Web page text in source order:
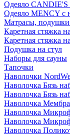
Одеяло CANDIE'S
Одеяло MENCY с
Матрасы, подушки
Каретная стяжка
Каретная стяжка
Подушка на стул
Наборы для сауны
Тапочки
Наволочки
Наволочка Бязь
Наволочка Бязь
Наволочка
Наволочка
Наволочка
Наволочка